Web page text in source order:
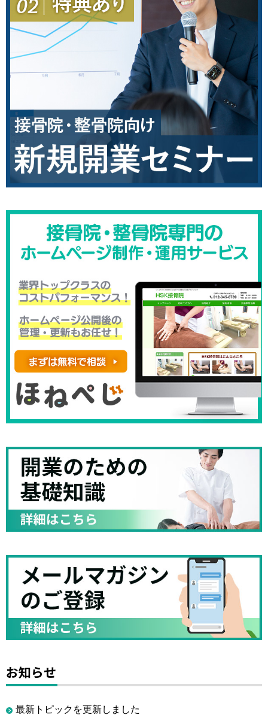
お知らせ
最新トピックを更新しました